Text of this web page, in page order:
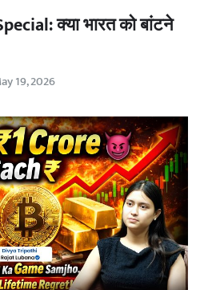
क्या भारत को बांटने
19, 2026